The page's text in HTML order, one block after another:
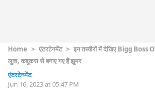
Home > एंटरटेनमेंट > इन तस्वीरों में देखिए Bigg Boss
लुक, कद्दूकस से बनाए गए हैं झूमर
एंटरटेनमेंट
Jun 16, 2023 at 05:47 PM